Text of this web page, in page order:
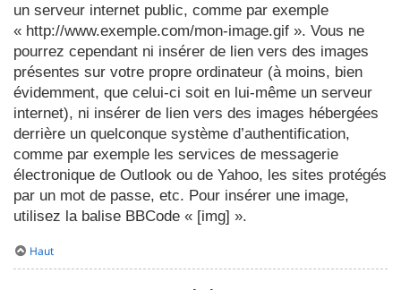
un serveur internet public, comme par exemple
« http://www.exemple.com/mon-image.gif ». Vous ne
pourrez cependant ni insérer de lien vers des images
présentes sur votre propre ordinateur (à moins, bien
évidemment, que celui-ci soit en lui-même un serveur
internet), ni insérer de lien vers des images hébergées
derrière un quelconque système d’authentification,
comme par exemple les services de messagerie
électronique de Outlook ou de Yahoo, les sites protégés
par un mot de passe, etc. Pour insérer une image,
utilisez la balise BBCode « [img] ».
Haut